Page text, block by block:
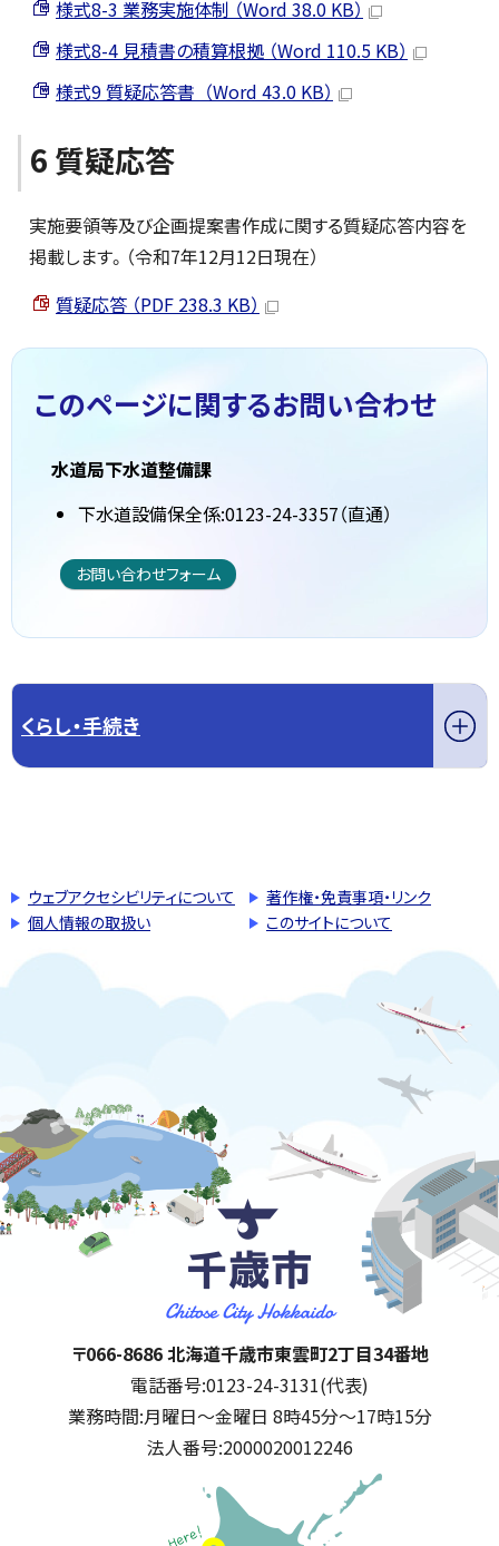
様式8-3 業務実施体制 （Word 38.0 KB）
様式8-4 見積書の積算根拠 （Word 110.5 KB）
様式9 質疑応答書 （Word 43.0 KB）
6 質疑応答
実施要領等及び企画提案書作成に関する質疑応答内容を
掲載します。（令和7年12月12日現在）
質疑応答 （PDF 238.3 KB）
このページに関するお問い合わせ
水道局下水道整備課
下水道設備保全係:0123-24-3357（直通）
お問い合わせフォーム
くらし・手続き
ウェブアクセシビリティについて
著作権・免責事項・リンク
個人情報の取扱い
このサイトについて
千歳市
住所:
〒066-8686 北海道千歳市東雲町2丁目34番地
電話番号:0123-24-3131(代表)
業務時間:月曜日～金曜日 8時45分～17時15分
法人番号:2000020012246